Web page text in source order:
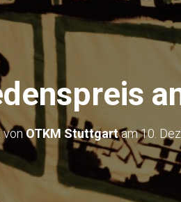
vonOTKM Stuttgartam10.